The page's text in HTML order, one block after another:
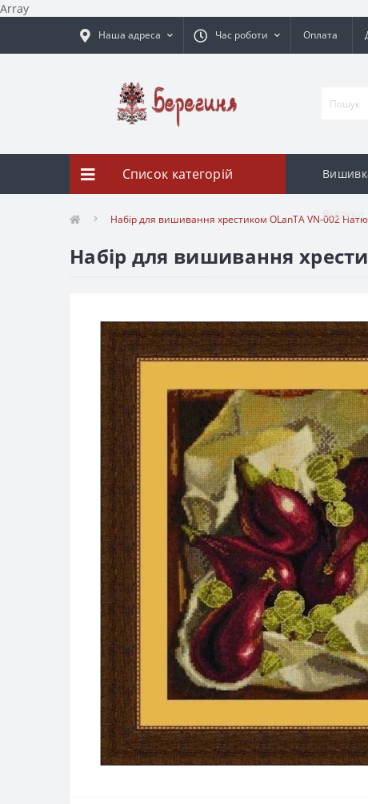
Array
Наша адреса Час роботи Оплата
Список категорій
Відгуки
Набір для вишивання хрестиком OLanTА VN-002
Набір для вишивання